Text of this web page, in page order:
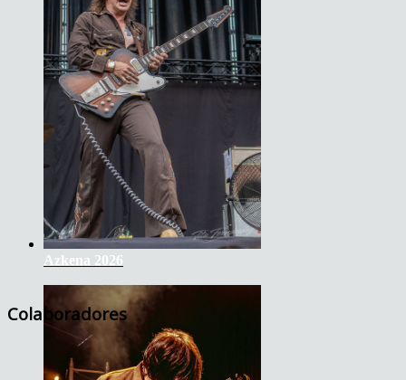
Azkena 2026
Colaboradores